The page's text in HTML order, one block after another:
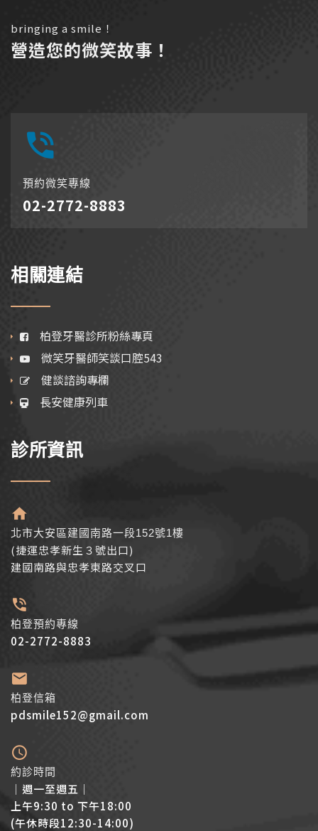
bringing a smile！
營造您的微笑故事！
預約微笑專線
02-2772-8883
相關連結
柏登牙醫診所粉絲專頁
微笑牙醫師笑談口腔543
健談諮詢專欄
長安健康列車
診所資訊
北市大安區建國南路一段152號1樓
(捷運忠孝新生３號出口)
建國南路與忠孝東路交叉口
柏登預約專線
02-2772-8883
柏登信箱
pdsmile152@gmail.com
約診時間
│週一至週五│
上午9:30 to 下午18:00
(午休時段12:30-14:00)